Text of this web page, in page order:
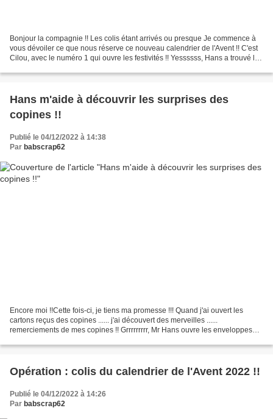
Bonjour la compagnie !! Les colis étant arrivés ou presque Je commence à
vous dévoiler ce que nous réserve ce nouveau calendrier de l'Avent !! C'est
Cilou, avec le numéro 1 qui ouvre les festivités !! Yessssss, Hans a trouvé le
Hans m'aide à découvrir les surprises des
copines !!
Publié le 04/12/2022 à 14:38
Par babscrap62
Encore moi !!Cette fois-ci, je tiens ma promesse !!! Quand j'ai ouvert les
cartons reçus des copines ...... j'ai découvert des merveilles ......
remerciements de mes copines !! Grrrrrrrrr, Mr Hans ouvre les enveloppes
Opération : colis du calendrier de l'Avent 2022 !!
Publié le 04/12/2022 à 14:26
Par babscrap62